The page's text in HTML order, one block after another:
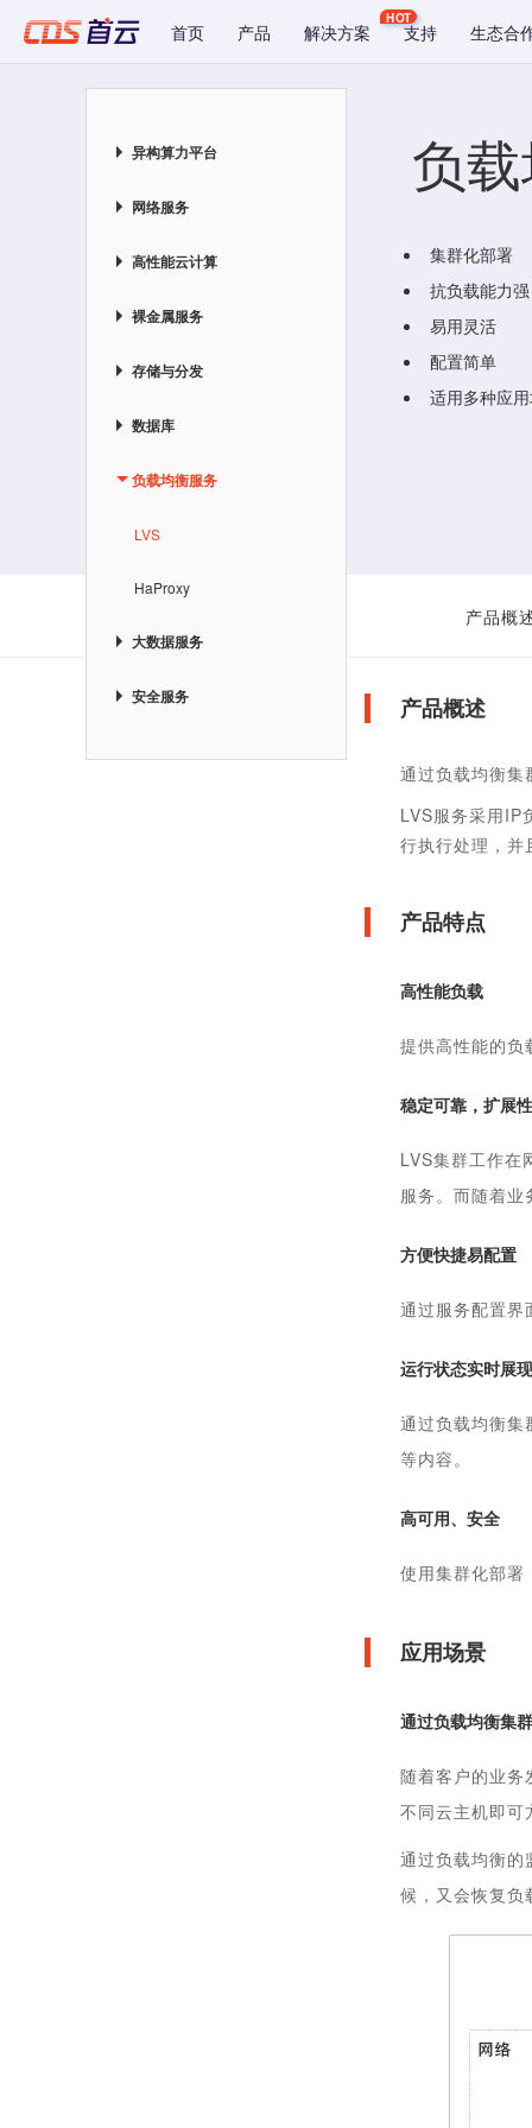
首页 产品 解决方案
HOT
支持 生态合
异构算力平台
网络服务
高性能云计算
裸金属服务
存储与分发
数据库
负载均衡服务
LVS
HaProxy
大数据服务
安全服务
负
集群化部署
抗负载能力强
易用灵活
配置简单
适用多种应
产品概
产品概述
通过负载均衡集
LVS服务采用IP
行执行处理，并
产品特点
高性能负载
提供高性能的负
稳定可靠，扩展
LVS集群工作在
服务。而随着
方便快捷易配置
通过服务配置界
运行状态实时展现
通过负载均衡集
等内容。
高可用、安全
使用集群化部署
应用场景
通过负载均衡集
随着客户的业务
不同云主机即可
通过负载均衡的
候，又会恢复负